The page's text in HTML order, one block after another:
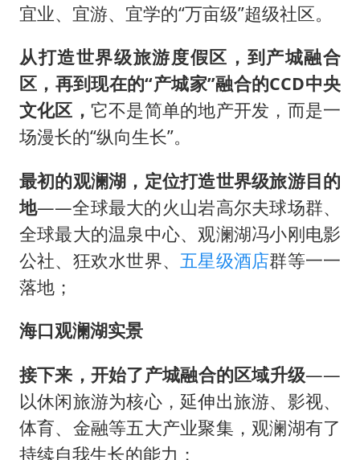
宜业、宜游、宜学的“万亩级”超级社区。
从打造世界级旅游度假区，到产城融合
区，再到现在的“产城家”融合的CCD中央
文化区， 它不是简单的地产开发，而是一
场漫长的“纵向生长”。
最初的观澜湖，定位打造世界级旅游目的
地——全球最大的火山岩高尔夫球场群、
全球最大的温泉中心、观澜湖冯小刚电影
公社、狂欢水世界、 五星级酒店群等一一
落地；
海口观澜湖实景
接下来，开始了产城融合的区域升级——
以休闲旅游为核心，延伸出旅游、影视、
体育、金融等五大产业聚集，观澜湖有了
持续自我生长的能力；